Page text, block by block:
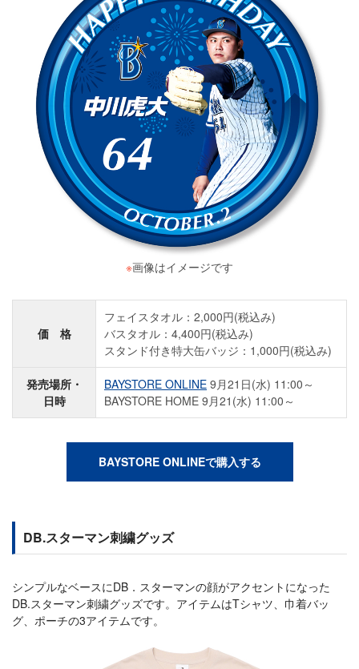
※画像はイメージです
価 格
フェイスタオル：2,000円(税込み)
バスタオル：4,400円(税込み)
スタンド付き特大缶バッジ：1,000円(税込み)
発売場所・
日時
BAYSTORE ONLINE 9月21日(水) 11:00～
BAYSTORE HOME 9月21(水) 11:00～
BAYSTORE ONLINEで購入する
DB.スターマン刺繍グッズ
シンプルなベースにDB．スターマンの顔がアクセントになった
DB.スターマン刺繍グッズです。アイテムはTシャツ、巾着バッ
グ、ポーチの3アイテムです。